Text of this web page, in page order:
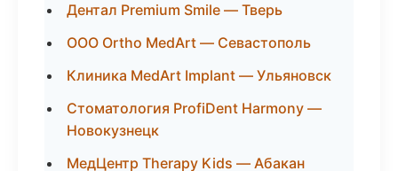
Дентал Premium Smile — Тверь
ООО Ortho MedArt — Севастополь
Клиника MedArt Implant — Ульяновск
Стоматология ProfiDent Harmony —
Новокузнецк
МедЦентр Therapy Kids — Абакан